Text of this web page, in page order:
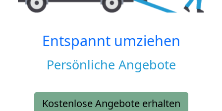
Entspannt umziehen
Persönliche Angebote
Kostenlose Angebote erhalten